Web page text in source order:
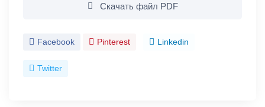
Скачать файл PDF
Facebook Pinterest Linkedin
Twitter